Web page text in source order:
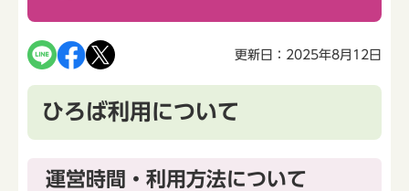
更新日：2025年8月12日
ひろば利用について
運営時間・利用方法について